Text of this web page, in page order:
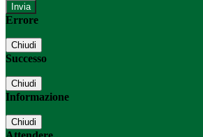
Errore
Chiudi
Successo
Chiudi
Informazione
Chiudi